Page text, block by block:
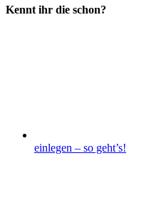
Kennt ihr die schon?
einlegen – so geht’s!